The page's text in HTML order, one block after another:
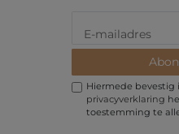
Hiermede bevestig
privacy­verklaring
toestemming te